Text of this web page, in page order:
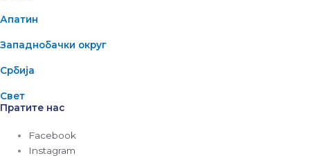
Апатин
Западнобачки округ
Србија
Свет
Пратите нас
Facebook
Instagram